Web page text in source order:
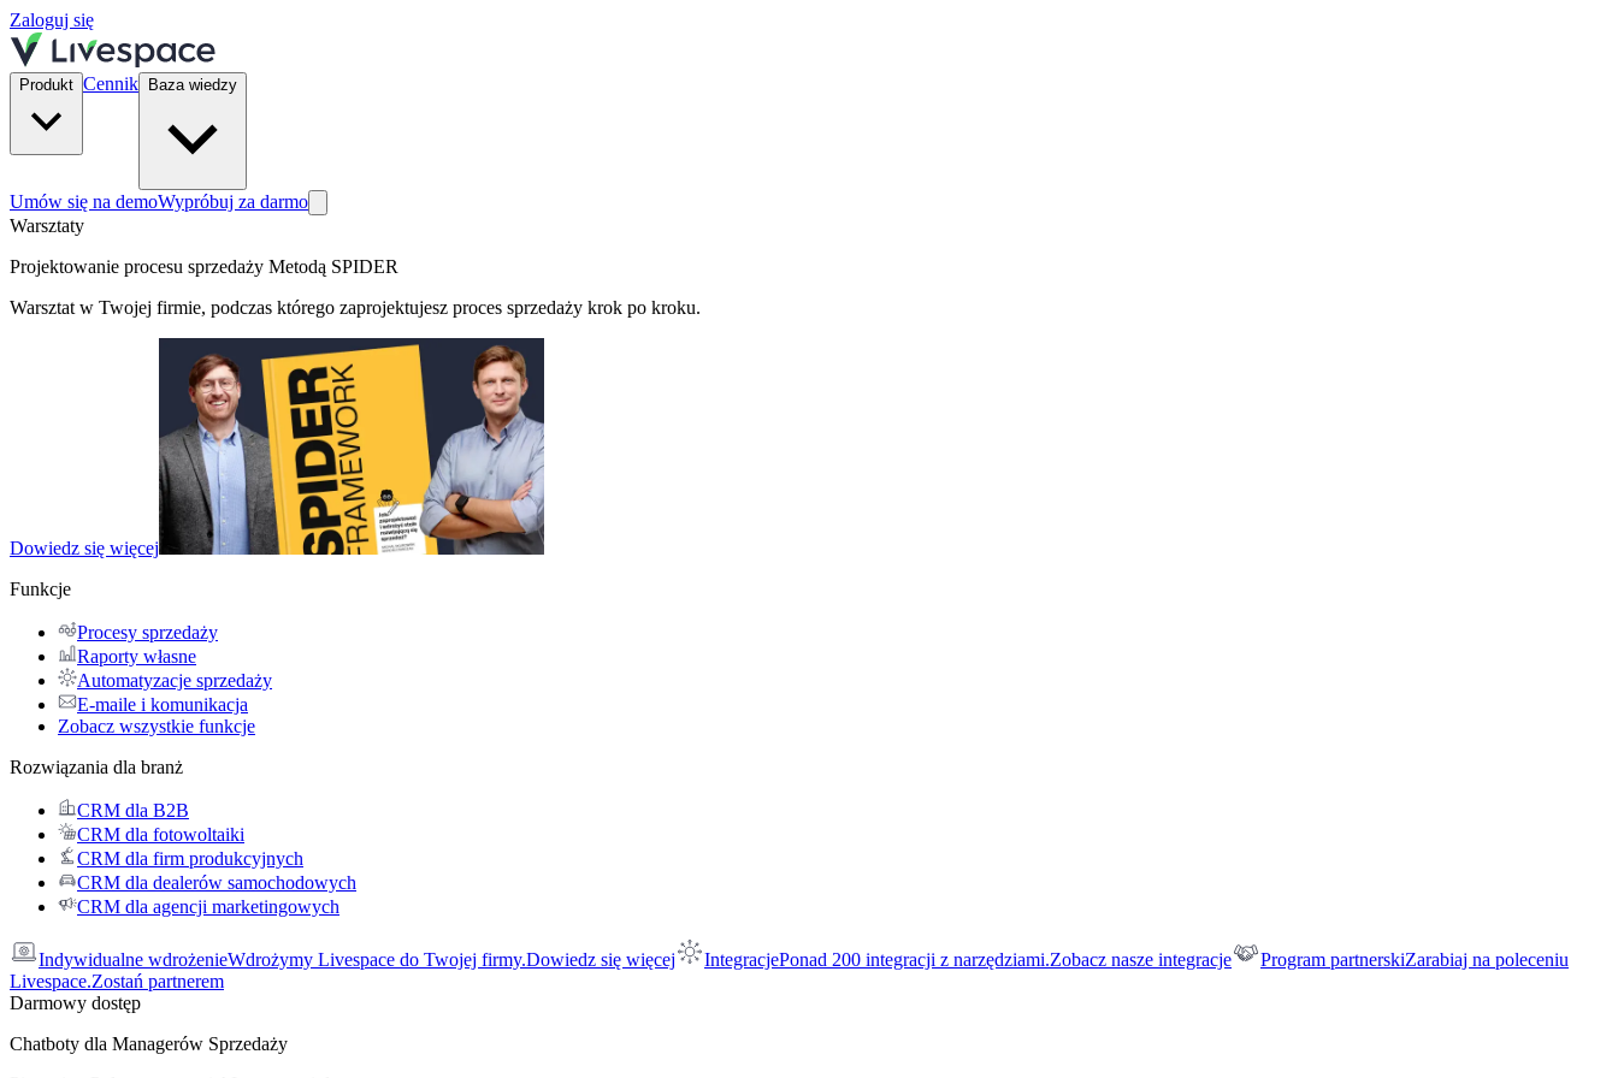
Zaloguj się
Produkt Cennik Baza wiedzy
Umów się na demoWypróbuj za darmo
Warsztaty
Projektowanie procesu sprzedaży Metodą SPIDER
Warsztat w Twojej firmie, podczas którego zaprojektujesz proces sprzedaży krok po kroku.
Dowiedz się więcej
Funkcje
Procesy sprzedaży
Raporty własne
Automatyzacje sprzedaży
E-maile i komunikacja
Zobacz wszystkie funkcje
Rozwiązania dla branż
CRM dla B2B
CRM dla fotowoltaiki
CRM dla firm produkcyjnych
CRM dla dealerów samochodowych
CRM dla agencji marketingowych
Indywidualne wdrożenieWdrożymy Livespace do Twojej firmy.Dowiedz się więcej IntegracjePonad 200 integracji z narzędziami.Zobacz nasze integracje Program partnerskiZarabiaj na poleceniu
Livespace.Zostań partnerem
Darmowy dostęp
Chatboty dla Managerów Sprzedaży